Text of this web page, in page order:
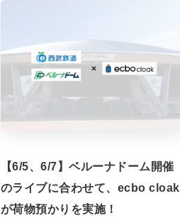
【6/5、6/7】ベルーナドーム開催
のライブに合わせて、ecbo cloak
が荷物預かりを実施！